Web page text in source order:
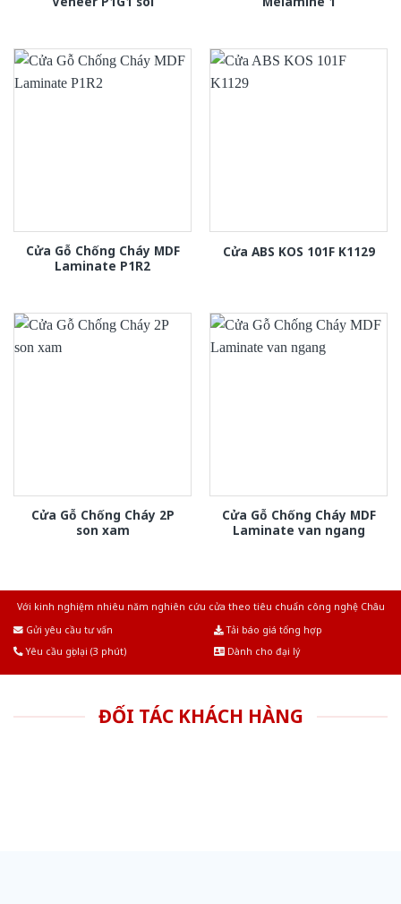
Cửa Gỗ Chống Cháy MDF
Laminate P1R2
Cửa ABS KOS 101F K1129
Cửa Gỗ Chống Cháy 2P
son xam
Cửa Gỗ Chống Cháy MDF
Laminate van ngang
Với kinh nghiệm nhiêu năm nghiên cứu cửa theo tiêu chuẩn công nghệ Châu
Gửi yêu cầu tư vấn
Tải báo giá tổng hợp
Yêu cầu gọi lại (3 phút)
Dành cho đại lý
ĐỐI TÁC KHÁCH HÀNG